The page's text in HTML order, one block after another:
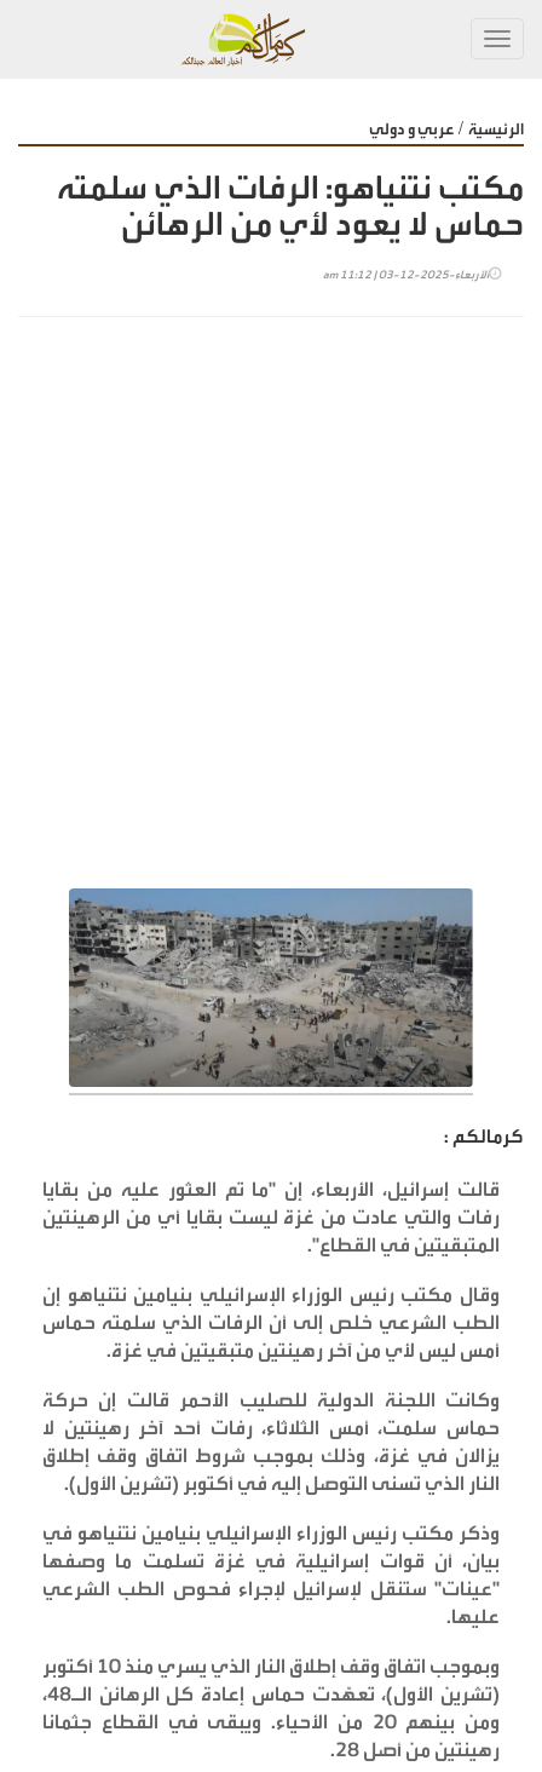
الرئيسية / عربي و دولي
مكتب نتنياهو: الرفات الذي سلمته
حماس لا يعود لأي من الرهائن
الأربعاء-2025-12-03 | 11:12 am
كرمالكم :
قالت إسرائيل، الأربعاء، إن "ما تم العثور عليه من بقايا
رفات والتي عادت من غزة ليست بقايا أي من الرهينتين
المتبقيتين في القطاع".
وقال مكتب رئيس الوزراء الإسرائيلي بنيامين نتنياهو إن
الطب الشرعي خلص إلى أن الرفات الذي سلمته حماس
أمس ليس لأي من آخر رهينتين متبقيتين في غزة.
وكانت اللجنة الدولية للصليب الأحمر قالت إن حركة
حماس سلمت، أمس الثلاثاء، رفات أحد آخر رهينتين لا
يزالان في غزة، وذلك بموجب شروط اتفاق وقف إطلاق
النار الذي تسنى التوصل إليه في أكتوبر (تشرين الأول).
وذكر مكتب رئيس الوزراء الإسرائيلي بنيامين نتنياهو في
بيان، أن قوات إسرائيلية في غزة تسلمت ما وصفها
"عينات" ستنقل لإسرائيل لإجراء فحوص الطب الشرعي
عليها.
وبموجب اتفاق وقف إطلاق النار الذي يسري منذ 10 أكتوبر
(تشرين الأول)، تعهّدت حماس إعادة كل الرهائن الـ48،
ومن بينهم 20 من الأحياء. ويبقى في القطاع جثمانا
رهينتين من أصل 28
.